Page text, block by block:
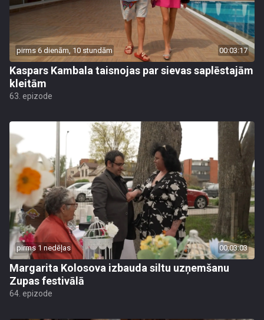
pirms 6 dienām, 10 stundām 00:03:17
Kaspars Kambala taisnojas par sievas saplēstajām
kleitām
63. epizode
pirms 1 nedēļas 00:03:03
Margarita Kolosova izbauda siltu uzņemšanu
Zupas festivālā
64. epizode